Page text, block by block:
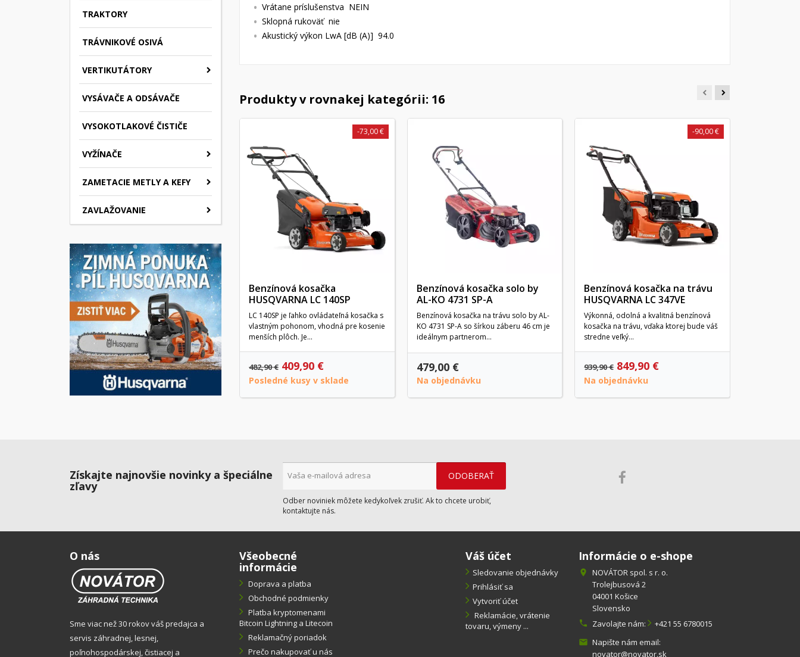
TRAKTORY
TRÁVNIKOVÉ OSIVÁ
VERTIKUTÁTORY
VYSÁVAČE A ODSÁVAČE
VYSOKOTLAKOVÉ ČISTIČE
VYŽÍNAČE
ZAMETACIE METLY A KEFY
ZAVLAŽOVANIE
Vrátane príslušenstva NEIN
Sklopná rukoväť nie
Akustický výkon LwA [dB (A)] 94.0
Produkty v rovnakej kategórii: 16
Benzínová kosačka
HUSQVARNA LC 140SP
LC 140SP je ľahko ovládateľná kosačka s
vlastným pohonom, vhodná pre kosenie
menších plôch. Je...
482,90 €
-73,00 €
409,90 €
Posledné kusy v sklade
Benzínová kosačka solo by
AL-KO 4731 SP-A
Benzínová kosačka na trávu solo by AL-
KO 4731 SP-A so šírkou záberu 46 cm je
ideálnym partnerom...
479,00 €
Na objednávku
Benzínová kosačka na trávu
HUSQVARNA LC 347VE
Výkonná, odolná a kvalitná benzínová
kosačka na trávu, vďaka ktorej bude váš
stredne veľký...
939,90 €
-90,00 €
849,90 €
Na objednávku
Získajte najnovšie novinky a špeciálne
zľavy
Odber noviniek môžete kedykoľvek zrušiť. Ak to chcete urobiť,
kontaktujte nás.
O nás
Sme viac než 30 rokov váš predajca a
servis záhradnej, lesnej,
poľnohospodárskej, čistiacej a
Všeobecné
informácie
Doprava a platba
Obchodné podmienky
Platba kryptomenami
Bitcoin Lightning a Litecoin
Reklamačný poriadok
Prečo nakupovať u nás
Váš účet
Sledovanie objednávky
Prihlásiť sa
Vytvoriť účet
Reklamácie, vrátenie
tovaru, výmeny ...
Informácie o e-shope

NOVÁTOR spol. s r. o.
Trolejbusová 2
04001 Košice
Slovensko
 Zavolajte nám: +421 55 6780015
 Napište nám email:
novator@novator.sk